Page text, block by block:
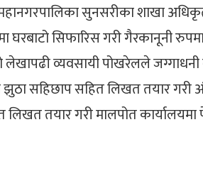
सुनसरीका शाखा
घरबाटो सिफारिस गरी गैरकानूनी
लेखापढी व्यवसायी पोखरेलले
सहिछाप सहित लिखत तयार गरी
तयार गरी मालपोत कार्यालयमा